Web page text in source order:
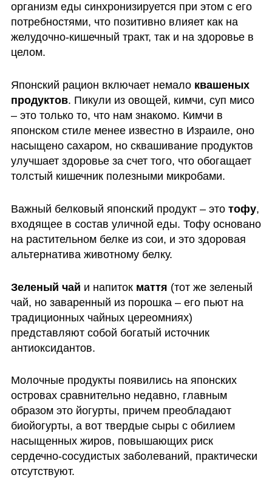
организм еды синхронизируется при этом с его
потребностями, что позитивно влияет как на
желудочно-кишечный тракт, так и на здоровье в
целом.
Японский рацион включает немало квашеных
продуктов. Пикули из овощей, кимчи, суп мисо
– это только то, что нам знакомо. Кимчи в
японском стиле менее известно в Израиле, оно
насыщено сахаром, но сквашивание продуктов
улучшает здоровье за счет того, что обогащает
толстый кишечник полезными микробами.
Важный белковый японский продукт – это тофу,
входящее в состав уличной еды. Тофу основано
на растительном белке из сои, и это здоровая
альтернатива животному белку.
Зеленый чай и напиток маття (тот же зеленый
чай, но заваренный из порошка – его пьют на
традиционных чайных цереомниях)
представляют собой богатый источник
антиоксидантов.
Молочные продукты появились на японских
островах сравнительно недавно, главным
образом это йогурты, причем преобладают
биойогурты, а вот твердые сыры с обилием
насыщенных жиров, повышающих риск
сердечно-сосудистых заболеваний, практически
отсутствуют.